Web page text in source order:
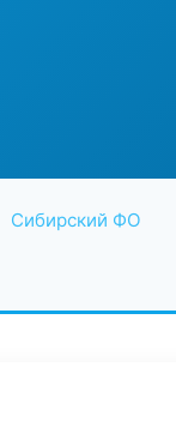
Сибирский ФО